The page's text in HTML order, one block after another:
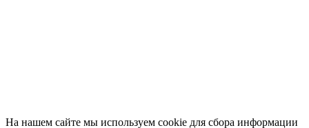
На нашем сайте мы используем cookie для сбора информации